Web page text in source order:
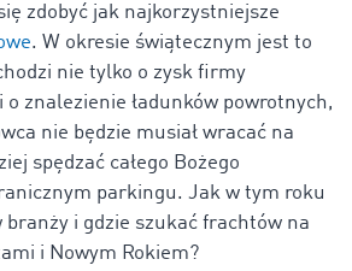
zdobyć jak najkorzystniejsze
. W okresie świątecznym jest to
nie tylko o zysk firmy
znalezienie ładunków powrotnych,
nie będzie musiał wracać na
spędzać całego Bożego
parkingu. Jak w tym roku
branży i gdzie szukać frachtów na
i Nowym Rokiem?